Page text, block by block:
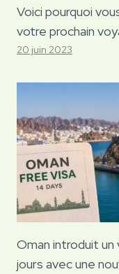
Voici pourquoi
votre prochain
20 juin 2023
Oman introduit
jours avec une